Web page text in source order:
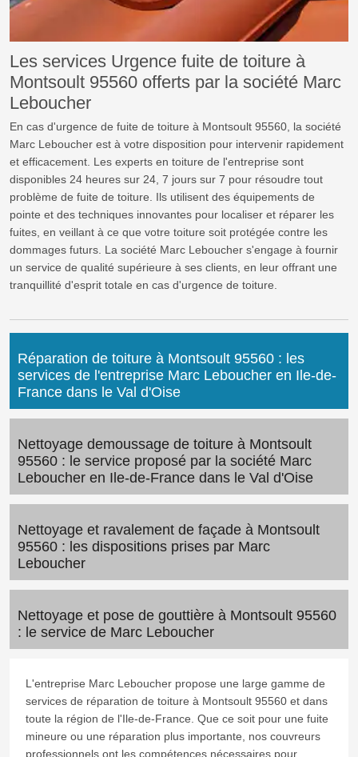
Les services Urgence fuite de toiture à
Montsoult 95560 offerts par la société Marc
Leboucher
En cas d'urgence de fuite de toiture à Montsoult 95560, la société
Marc Leboucher est à votre disposition pour intervenir rapidement
et efficacement. Les experts en toiture de l'entreprise sont
disponibles 24 heures sur 24, 7 jours sur 7 pour résoudre tout
problème de fuite de toiture. Ils utilisent des équipements de
pointe et des techniques innovantes pour localiser et réparer les
fuites, en veillant à ce que votre toiture soit protégée contre les
dommages futurs. La société Marc Leboucher s'engage à fournir
un service de qualité supérieure à ses clients, en leur offrant une
tranquillité d'esprit totale en cas d'urgence de toiture.
Réparation de toiture à Montsoult 95560 : les
services de l'entreprise Marc Leboucher en Ile-de-
France dans le Val d'Oise
Nettoyage demoussage de toiture à Montsoult
95560 : le service proposé par la société Marc
Leboucher en Ile-de-France dans le Val d'Oise
Nettoyage et ravalement de façade à Montsoult
95560 : les dispositions prises par Marc
Leboucher
Nettoyage et pose de gouttière à Montsoult 95560
: le service de Marc Leboucher
L'entreprise Marc Leboucher propose une large gamme de
services de réparation de toiture à Montsoult 95560 et dans
toute la région de l'Ile-de-France. Que ce soit pour une fuite
mineure ou une réparation plus importante, nos couvreurs
professionnels ont les compétences nécessaires pour